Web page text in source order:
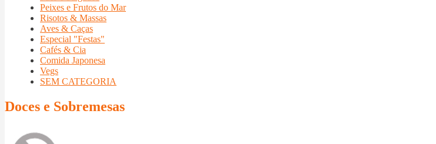
Peixes e Frutos do Mar
Risotos & Massas
Aves & Caças
Especial "Festas"
Cafés & Cia
Comida Japonesa
Vegs
SEM CATEGORIA
Doces e Sobremesas